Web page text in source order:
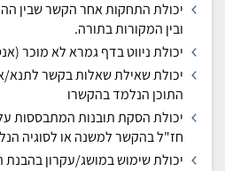
יכולת התחקות אחר הקשר שבין
ובין המקורות בתורה.
יכולת ניווט בדף גמרא לא מוכר
יכולת שאילת שאלות בקשר לתנא/
התוכן הנלמד בהקשרו
יכולת הסקת תובנות המתבססות
חז"ל בהקשר למשנה או לסוגיה
יכולת שימוש במושג/עקרון בהבנת